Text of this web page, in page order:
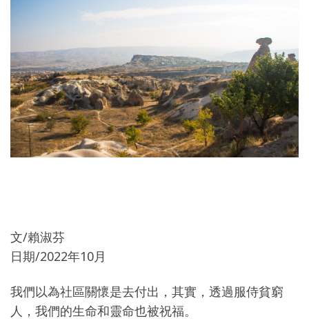
文/賴淑芬
日期/2022年10月
我們以為社區關懷是去付出，其實，透過服侍貧窮
人，我們的生命和靈命也被祝福。